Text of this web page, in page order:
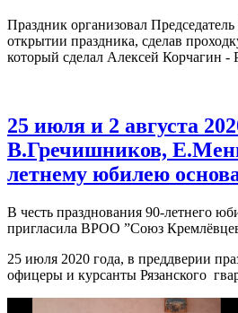
Праздник организовал
открытии праздника, сделав
который сделал Алексей Корчагин
25 июля и 2 августа
В.Гречишников,
летнему юбилею
В честь празднования 90-летнего
пригласила ВРОО ”Союз
25 июля 2020 года, в преддверии
офицеры и курсанты Рязанского